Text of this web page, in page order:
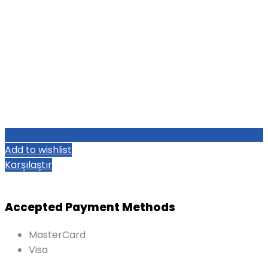
Add to wishlist
Karşılaştır
Accepted Payment Methods
MasterCard
Visa